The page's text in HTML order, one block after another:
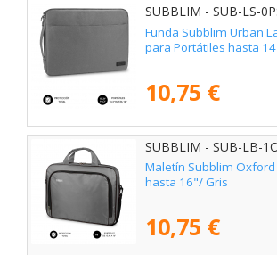
SUBBLIM - SUB-LS-
Funda Subblim Urban
para Portátiles hasta
10,75 €
SUBBLIM - SUB-LB-
Maletín Subblim
hasta 16"/ Gris
10,75 €